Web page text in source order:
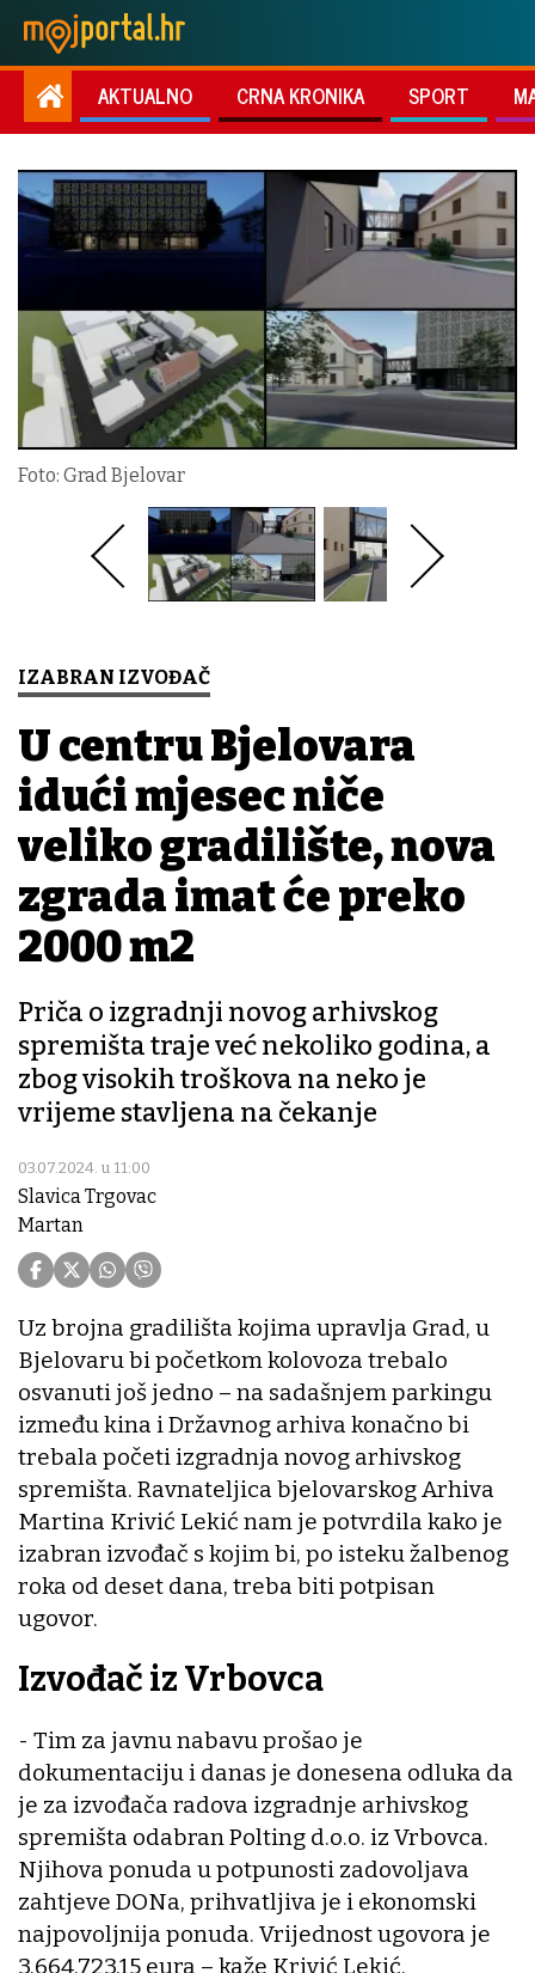
AKTUALNO CRNA KRONIKA SPORT
Foto: Grad Bjelovar
IZABRAN IZVOĐAČ
U centru Bjelovara
idući mjesec niče
veliko gradilište, nova
zgrada imat će preko
2000 m2
Priča o izgradnji novog arhivskog
spremišta traje već nekoliko godina, a
zbog visokih troškova na neko je
vrijeme stavljena na čekanje
03.07.2024. u 11:00
Slavica Trgovac
Martan
Uz brojna gradilišta kojima upravlja Grad, u
Bjelovaru bi početkom kolovoza trebalo
osvanuti još jedno – na sadašnjem parkingu
između kina i Državnog arhiva konačno bi
trebala početi izgradnja novog arhivskog
spremišta. Ravnateljica bjelovarskog Arhiva
Martina Krivić Lekić nam je potvrdila kako je
izabran izvođač s kojim bi, po isteku žalbenog
roka od deset dana, treba biti potpisan
ugovor.
Izvođač iz Vrbovca
- Tim za javnu nabavu prošao je
dokumentaciju i danas je donesena odluka da
je za izvođača radova izgradnje arhivskog
spremišta odabran Polting d.o.o. iz Vrbovca.
Njihova ponuda u potpunosti zadovoljava
zahtjeve DONa, prihvatljiva je i ekonomski
najpovoljnija ponuda. Vrijednost ugovora je
3.664.723,15 eura – kaže Krivić Lekić.